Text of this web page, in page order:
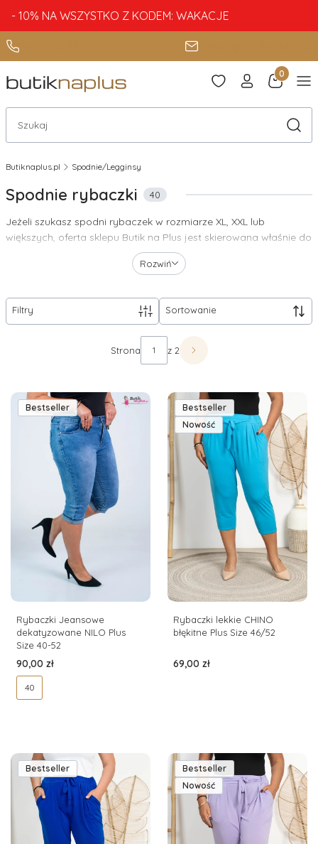
- 10% NA WSZYSTKO Z KODEM: WAKACJE
Produkty
Otwórz wyszukiwarkę
Butiknaplus.pl Spodnie/Legginsy
Spodnie rybaczki 40
Jeżeli szukasz spodni rybaczek w rozmiarze XL, XXL lub
większych, oferta sklepu Butik na Plus jest skierowana właśnie do
Ciebie! Nasz asortyment powstał z myślą o kobietach, które nie
mogą znaleźć tego typu spodni w sklepach stacjonarnych, ze
zamówić idealnie dopasowane spodnie rybaczki w rozmiarze
plus size, a ponadto będziesz w nich rewelacyjnie wyglądać –
Rozwiń
Filtry Sortowanie
Strona z 2
Następne produkty
Bestseller
Rybaczki Jeansowe
dekatyzowane NILO Plus
Size 40-52
Cena
90,00 zł
40
Bestseller
Nowość
Rybaczki lekkie CHINO
błękitne Plus Size 46/52
Cena
69,00 zł
Bestseller
Bestseller
Nowość